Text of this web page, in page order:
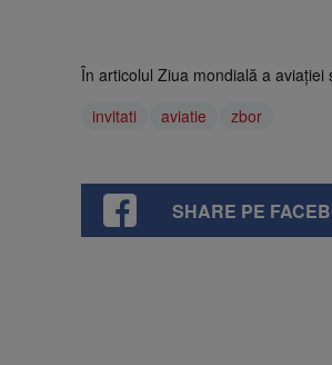
În articolul Ziua mondială a aviaţiei
invitati
aviatie zbor
SHARE PE